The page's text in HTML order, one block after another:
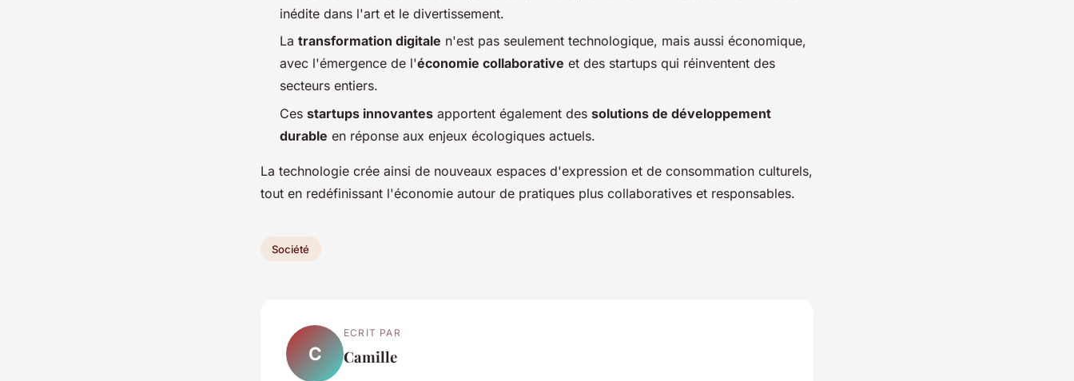
inédite dans l'art et le divertissement.
La transformation digitale n'est pas seulement technologique, mais aussi économique,
avec l'émergence de l'économie collaborative et des startups qui réinventent des
secteurs entiers.
Ces startups innovantes apportent également des solutions de développement
durable en réponse aux enjeux écologiques actuels.
La technologie crée ainsi de nouveaux espaces d'expression et de consommation culturels,
tout en redéfinissant l'économie autour de pratiques plus collaboratives et responsables.
Société
C
ECRIT PAR
Camille